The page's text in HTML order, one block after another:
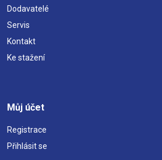
Dodavatelé
Servis
Kontakt
Ke stažení
Můj účet
Registrace
Přihlásit se